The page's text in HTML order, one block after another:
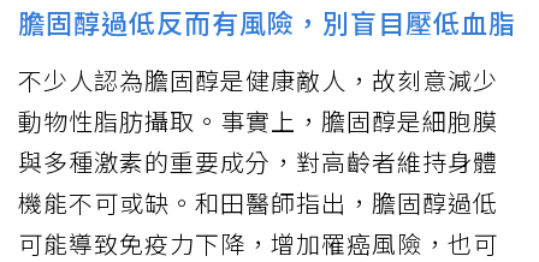
膽固醇過低反而有風險，別盲目壓低血脂
不少人認為膽固醇是健康敵人，故刻意減少
動物性脂肪攝取。事實上，膽固醇是細胞膜
與多種激素的重要成分，對高齡者維持身體
機能不可或缺。和田醫師指出，膽固醇過低
可能導致免疫力下降，增加罹癌風險，也可